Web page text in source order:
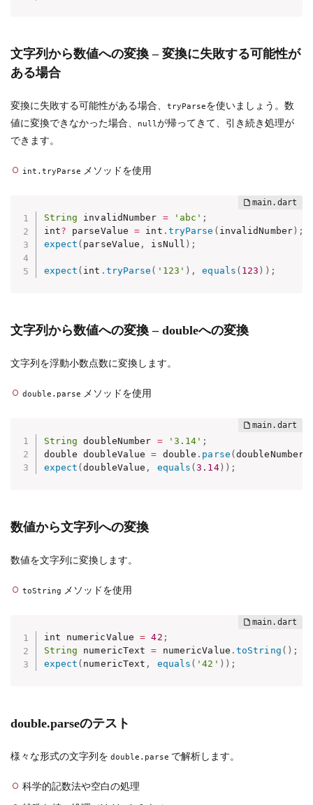
文字列から数値への変換 – 変換に失敗する可能性が
ある場合
変換に失敗する可能性がある場合、 tryParseを使いましょう。数
値に変換できなかった場合、
null が帰ってきて、引き続き処理が
できます。
int.tryParse メソッドを使用
String invalidNumber = 'abc' ;
int? parseValue = int . tryParse ( invalidNumber) ;
expect ( parseValue , isNull ) ;
expect ( int . tryParse ( '123' ) , equals ( 123 ) ) ;
文字列から数値への変換 – doubleへの変換
文字列を浮動小数点数に変換します。
double.parse メソッドを使用
String doubleNumber = '3.14' ;
double doubleValue = double . parse ( doubleNumber
expect (doubleValue , equals (3.14) ) ;
数値から文字列への変換
数値を文字列に変換します。
toString メソッドを使用
int numericValue = 42 ;
String numericText = numericValue . toString ( ) ;
expect ( numericText , equals ( '42' ) ) ;
double.parseのテスト
様々な形式の文字列を double.parse で解析します。
科学的記数法や空白の処理